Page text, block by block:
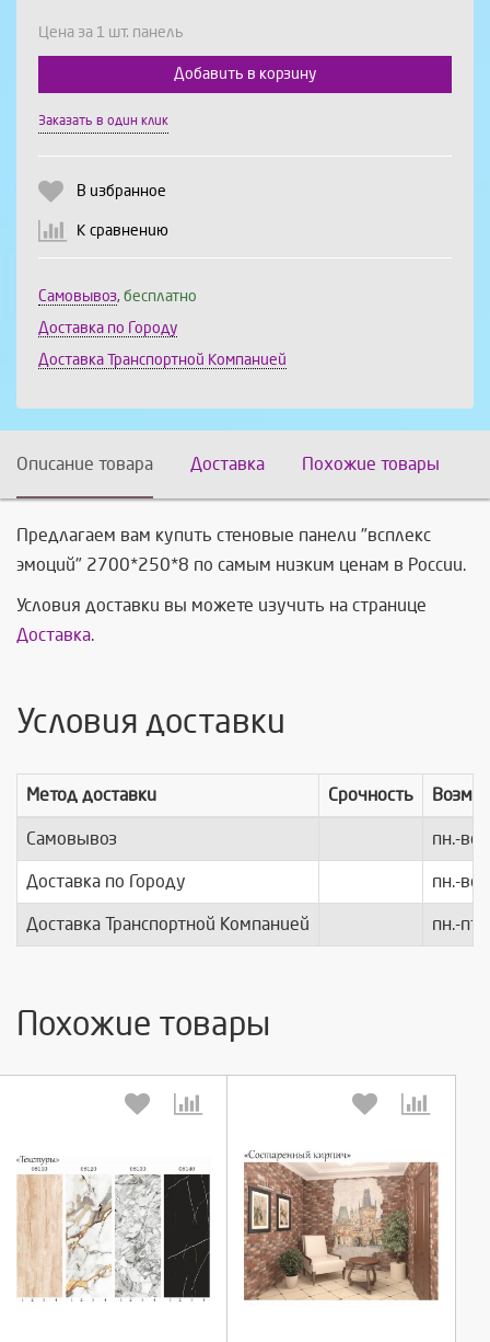
Цена за 1 шт. панель
Добавить в корзину
Заказать в один клик
В избранное
К сравнению
Самовывоз, бесплатно
Доставка по Городу
Доставка Транспортной Компанией
Описание товара Доставка Похожие товары
Предлагаем вам купить стеновые панели "всплекс
эмоций" 2700*250*8 по самым низким ценам в России.
Условия доставки вы можете изучить на странице
Доставка.
Условия доставки
Метод доставки Срочность
Самовывоз пн.-вс.
Доставка по Городу пн.-вс.
Доставка Транспортной Компанией пн.-пт.
Похожие товары
Выберите количество: Выберите количество: